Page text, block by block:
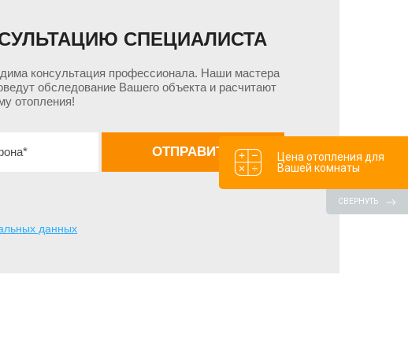
СПЕЦИАЛИСТА
консультация профессионала. Наши мастера
обследование Вашего объекта и расчитают
отопления!
данных
Цена отопления для
Вашей комнаты
СВЕРНУТЬ